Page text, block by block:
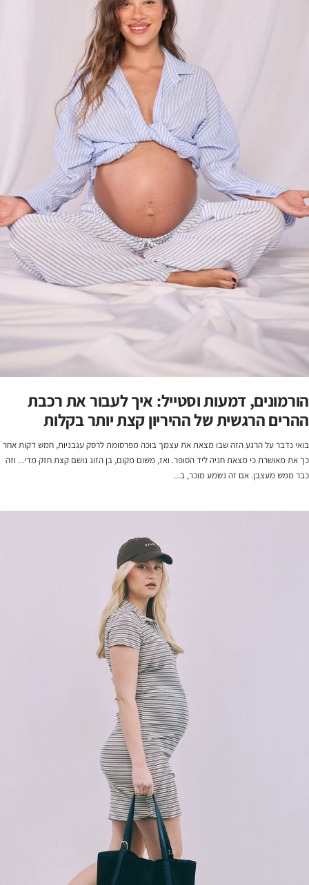
הורמונים, דמעות וסטייל: איך לעבור את רכבת
ההרים הרגשית של ההיריון קצת יותר בקלות
בואי נדבר על הרגע הזה שבו מצאת את עצמך בוכה מפרסומת לרסק עגבניות, חמש דקות אחר
כך את מאושרת כי מצאת חניה ליד הסופר. ואז, משום מקום, בן הזוג נושם קצת חזק מדי... וזה
כבר ממש מעצבן. אם זה נשמע מוכר, ב...